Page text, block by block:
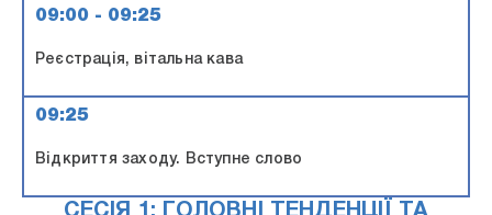
09:00 - 09:25
Реєстрація, вітальна кава
09:25
Відкриття заходу. Вступне слово